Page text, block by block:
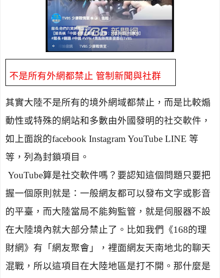
不是所有外網都禁止 管制新聞與社群
其實大陸不是所有的境外網域都禁止，而是比較煽
動性或特殊的網站和多數由外國發明的社交軟件，
如上面說的facebook Instagram YouTube LINE 等
等，列為封鎖項目。
YouTube算是社交軟件嗎？要認知這個問題只要把
握一個原則就是：一般網友都可以發布文字或影音
的平臺，而大陸當局不能夠監管，就是伺服器不設
在大陸境內就大部分禁止了。比如我們《168的理
財網》有「網友聚會」，裡面網友天南地北的聊天
混戰，所以這項目在大陸地區是打不開。那什麼是